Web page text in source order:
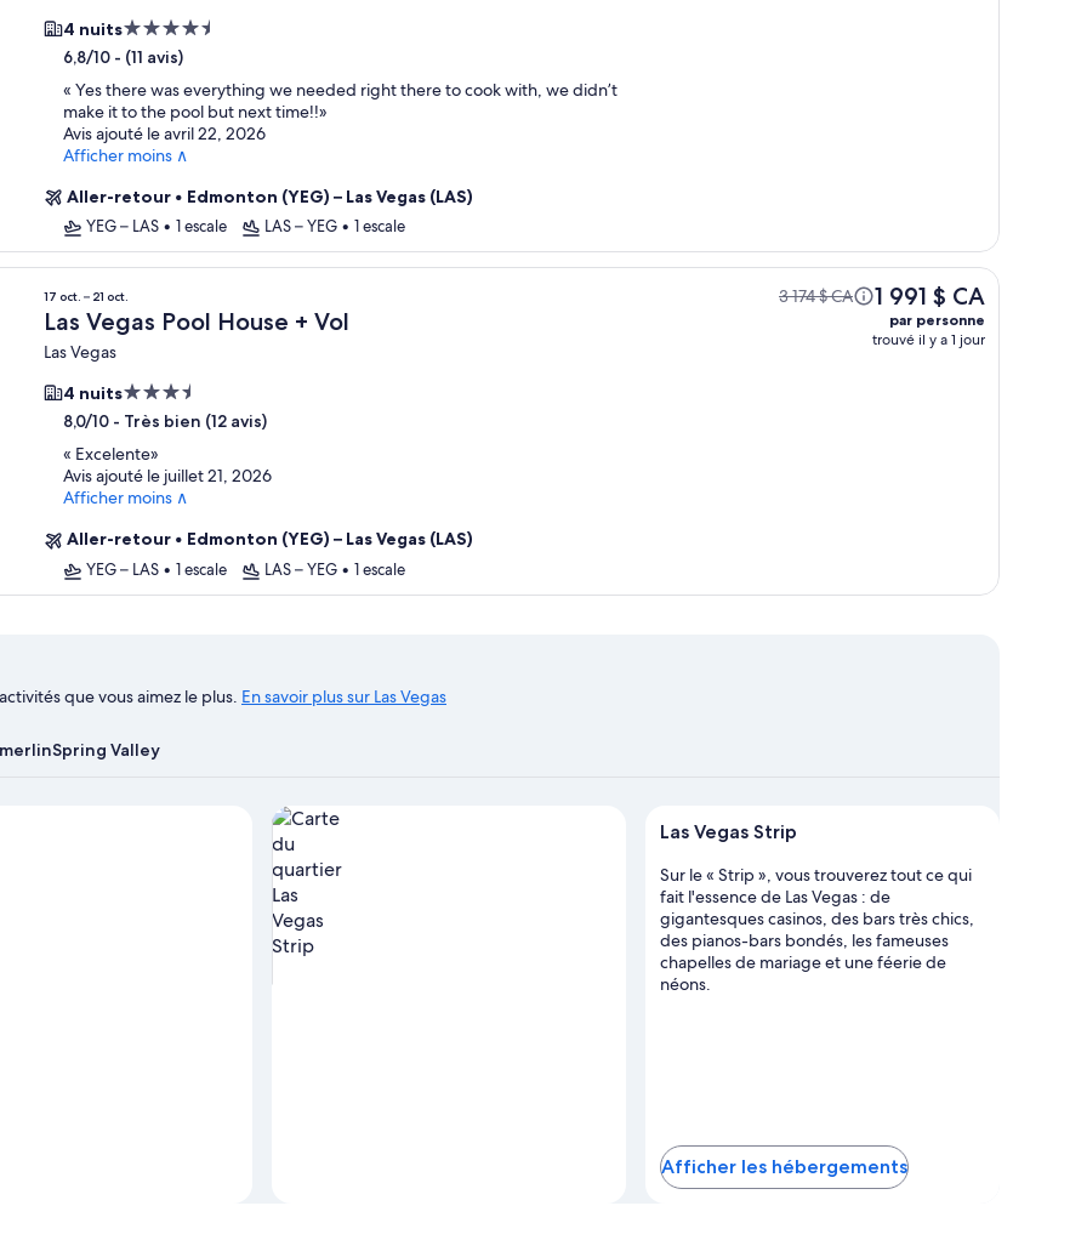
4 nuitsHébergement
4.5 étoiles
6,8/10 - (11 avis)
« Yes there was everything we needed right there to cook with, we didn’t
make it to the pool but next time!!»
Avis ajouté le avril 22, 2026
Afficher moins ∧
Aller-retour • Edmonton (YEG) – Las Vegas (LAS)
YEG – LAS • 1 escale LAS – YEG • 1 escale
17 oct. – 21 oct.
Las Vegas Pool House + Vol
Las Vegas
4 nuitsHébergement
3.5 étoiles
8,0/10 - Très bien (12 avis)
« Excelente»
Avis ajouté le juillet 21, 2026
Afficher moins ∧
Aller-retour • Edmonton (YEG) – Las Vegas (LAS)
YEG – LAS • 1 escale LAS – YEG • 1 escale
3 174 $ CA 1 991 $ CA
par personne
trouvé il y a 1 jour
que vous aimez le plus. En savoir plus sur Las Vegas
Spring Valley
Afficher les hébergements à Las Vegas Strip sur la carte
Las Vegas Strip
Sur le « Strip », vous trouverez tout ce qui
fait l'essence de Las Vegas : de
gigantesques casinos, des bars très chics,
des pianos-bars bondés, les fameuses
chapelles de mariage et une féerie de
néons.
Afficher les hébergements